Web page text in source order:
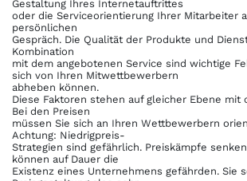
Gestaltung Ihres Internetauftrittes
oder die Serviceorientierung Ihrer Mitarbeiter
persönlichen
Gespräch. Die Qualität der Produkte und
Kombination
mit dem angebotenen Service sind wichtige
sich von Ihren Mitwettbewerbern
abheben können.
Diese Faktoren stehen auf gleicher Ebene mit
Bei den Preisen
müssen Sie sich an Ihren Wettbewerbern
Achtung: Niedrigpreis-
Strategien sind gefährlich. Preiskämpfe
können auf Dauer die
Existenz eines Unternehmens gefährden. Sie